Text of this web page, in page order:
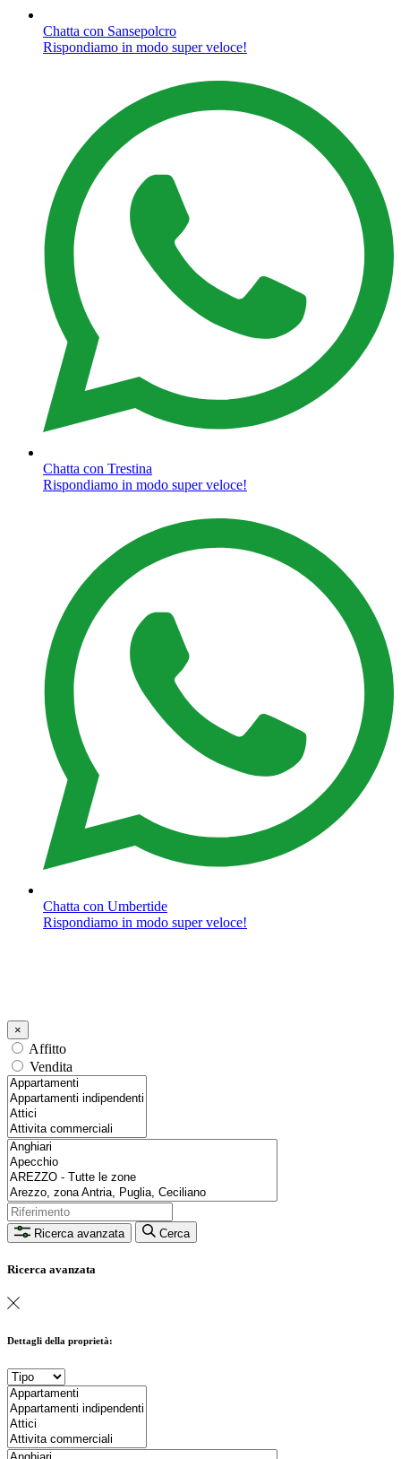
Chatta con Sansepolcro
Rispondiamo in modo super veloce!
Chatta con Trestina
Rispondiamo in modo super veloce!
Chatta con Umbertide
Rispondiamo in modo super veloce!
×
Affitto
Vendita
Ricerca avanzata Cerca
Ricerca avanzata
Dettagli della proprietà: